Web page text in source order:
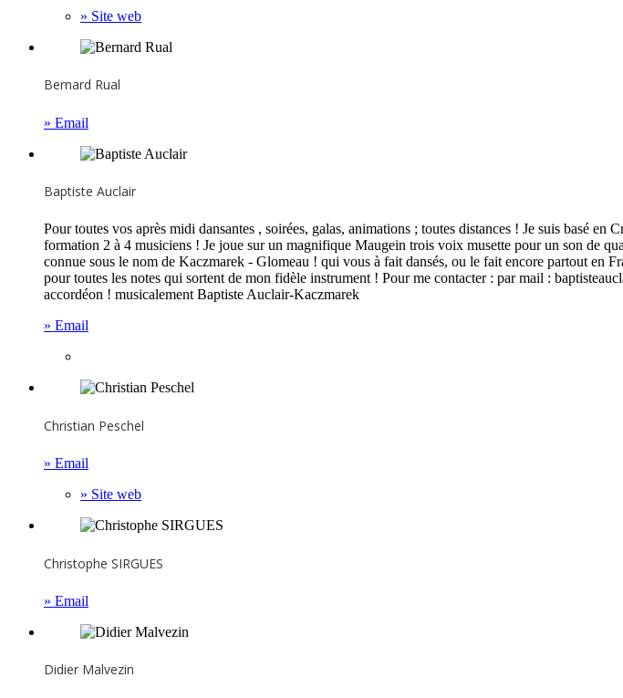
» Site web
Bernard Rual
» Email
Baptiste Auclair
Pour toutes vos après midi dansantes , soirées, galas, animations ; toutes distances ! Je suis basé
formation 2 à 4 musiciens ! Je joue sur un magnifique Maugein trois voix musette pour un son de
connue sous le nom de Kaczmarek - Glomeau ! qui vous à fait dansés, ou le fait encore partout en
pour toutes les notes qui sortent de mon fidèle instrument ! Pour me contacter : par mail :
accordéon ! musicalement Baptiste Auclair-Kaczmarek
» Email
Christian Peschel
» Email
» Site web
Christophe SIRGUES
» Email
Didier Malvezin